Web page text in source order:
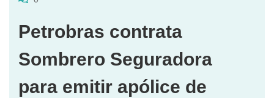
Petrobras contrata
Sombrero Seguradora
para emitir apólice de